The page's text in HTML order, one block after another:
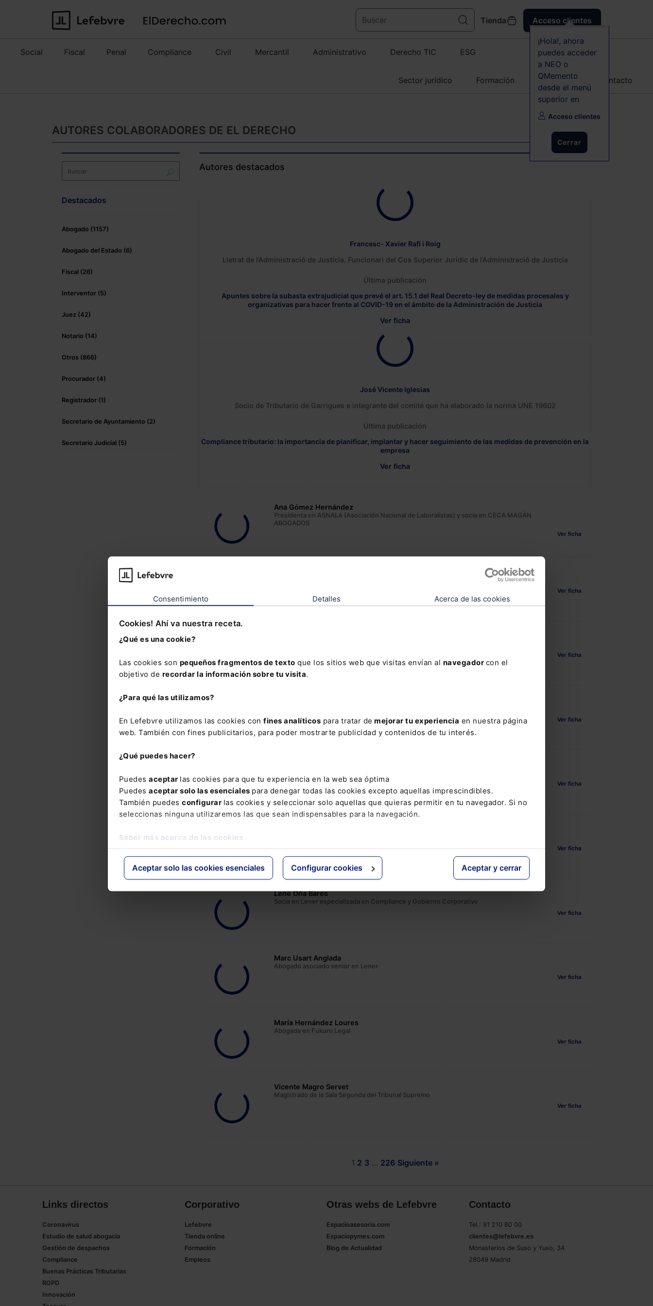
Consentimiento Detalles Acerca de las cookies
Cookies! Ahí va nuestra receta.
¿Qué es una cookie?
Las cookies son pequeños fragmentos de texto que los sitios web que visitas envían al navegador con el
objetivo de recordar la información sobre tu visita.
¿Para qué las utilizamos?
En Lefebvre utilizamos las cookies con fines analíticos para tratar de mejorar tu experiencia en nuestra página
web. También con fines publicitarios, para poder mostrarte publicidad y contenidos de tu interés.
¿Qué puedes hacer?
Puedes aceptar las cookies para que tu experiencia en la web sea óptima
Puedes aceptar solo las esenciales para denegar todas las cookies excepto aquellas imprescindibles.
También puedes configurar las cookies y seleccionar solo aquellas que quieras permitir en tu navegador. Si no
seleccionas ninguna utilizaremos las que sean indispensables para la navegación.
Saber más acerca de las cookies
Aceptar solo las cookies esenciales Configurar cookies Aceptar y cerrar
Tienda Acceso clientes
¡Hola!, ahora
puedes acceder
a NEO o
QMemento
desde el menú
superior en
Acceso clientes
Cerrar
Social Fiscal Penal Compliance Civil Mercantil Administrativo Derecho TIC ESG
Sector jurídico Formación Agenda Contacto
AUTORES COLABORADORES DE EL DERECHO
Destacados
Abogado (1157)
Abogado del Estado (6)
Fiscal (26)
Interventor (5)
Juez (42)
Notario (14)
Otros (866)
Procurador (4)
Registrador (1)
Secretario de Ayuntamiento (2)
Secretario Judicial (5)
Autores destacados
Francesc- Xavier Rafí i Roig
Lletrat de l’Administració de Justícia. Funcionari del Cos Superior Jurídic de l’Administració de Justicia
Última publicación
Apuntes sobre la subasta extrajudicial que prevé el art. 15.1 del Real Decreto-ley de medidas procesales y
organizativas para hacer frente al COVID-19 en el ámbito de la Administración de Justicia
Ver ficha
José Vicente Iglesias
Socio de Tributario de Garrigues e integrante del comité que ha elaborado la norma UNE 19602
Última publicación
Compliance tributario: la importancia de planificar, implantar y hacer seguimiento de las medidas de prevención en la
empresa
Ver ficha
Ana Gómez Hernández
Presidenta en ASNALA (Asociación Nacional de Laboralistas) y socia en CECA MAGÁN
ABOGADOS
Ver ficha
Ver ficha
Ver ficha
Ver ficha
Ver ficha
Ver ficha
Lene Oña Barés
Socia en Lener especializada en Compliance y Gobierno Corporativo
Ver ficha
Marc Usart Anglada
Abogado asociado senior en Lener
Ver ficha
María Hernández Loures
Abogada en Fukuro Legal
Ver ficha
Vicente Magro Servet
Magistrado de la Sala Segunda del Tribunal Supremo
Ver ficha
1 2 3 … 226 Siguiente »
Links directos
Coronavirus
Estudio de salud abogacía
Gestión de despachos
Compliance
Buenas Prácticas Tributarias
RGPD
Innovación
Corporativo
Lefebvre
Tienda online
Formación
Empleos
Otras webs de Lefebvre
Espacioasesoria.com
Espaciopymes.com
Blog de Actualidad
Contacto
Tel.: 91 210 80 00
clientes@lefebvre.es
Monasterios de Suso y Yuso, 34
28049 Madrid